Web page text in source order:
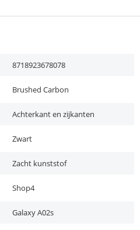
8718923678078
Brushed Carbon
Achterkant en zijkanten
Zwart
Zacht kunststof
Shop4
Galaxy A02s